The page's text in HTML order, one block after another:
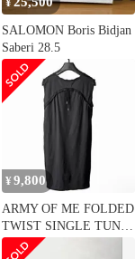
¥
SALOMON Boris Bidjan
Saberi 28.5
¥ 9,800
ARMY OF ME FOLDED
TWIST SINGLE TUNK
TOP